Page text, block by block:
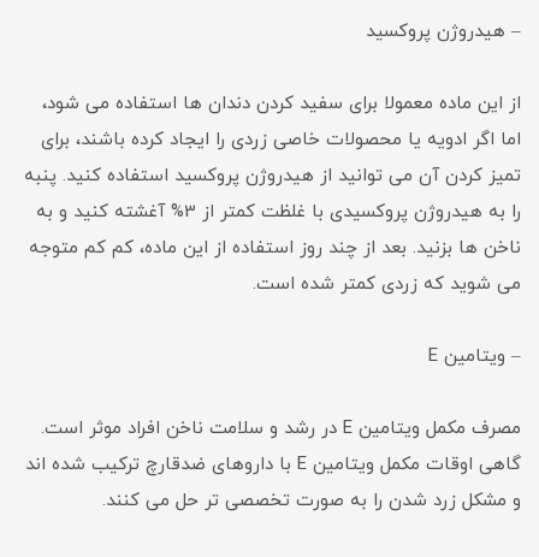
– هیدروژن پروکسید
از این ماده معمولا برای سفید کردن دندان ها استفاده می شود،
اما اگر ادویه یا محصولات خاصی زردی را ایجاد کرده باشند، برای
تمیز کردن آن می توانید از هیدروژن پروکسید استفاده کنید. پنبه
را به هیدروژن پروکسیدی با غلظت کمتر از 3% آغشته کنید و به
ناخن ها بزنید. بعد از چند روز استفاده از این ماده، کم کم متوجه
می شوید که زردی کمتر شده است.
– ویتامین E
مصرف مکمل ویتامین E در رشد و سلامت ناخن افراد موثر است.
گاهی اوقات مکمل ویتامین E با داروهای ضدقارچ ترکیب شده اند
و مشکل زرد شدن را به صورت تخصصی تر حل می کنند.